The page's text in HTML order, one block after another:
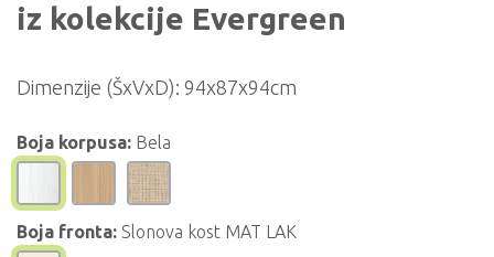
iz kolekcije Evergreen
Dimenzije (ŠxVxD): 94x87x94cm
Boja korpusa: Bela
Boja fronta: Slonova kost MAT LAK